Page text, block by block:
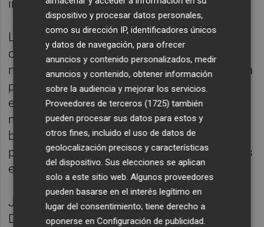
investigadora adscrita al projecte.
L’equip investigador també ha aconseguit
crear nanopartícules sensibles a estímuls
naturals del cos, com els canvis en el pH o la
presència de glutatió, un compost present
en determinats entorns cel·lulars. Aquest
mecanisme permet alliberar les substàncies
bioactives de manera més controlada i
precisa, millorant-ne l’eficàcia i reduint-ne els
efectes secundaris.
Juan Felipe Miravet Celades, professor del
Departament de Química Inorgànica i
dispositivo y procesar datos personales,
como su dirección IP, identificadores únicos
y datos de navegación, para ofrecer
anuncios y contenido personalizados, medir
anuncios y contenido, obtener información
sobre la audiencia y mejorar los servicios.
Proveedores de terceros (1725) también
pueden procesar sus datos para estos y
otros fines, incluido el uso de datos de
geolocalización precisos y características
del dispositivo. Sus elecciones se aplican
solo a este sitio web. Algunos proveedores
pueden basarse en el interés legítimo en
lugar del consentimiento; tiene derecho a
oponerse enConfiguración de publicidad